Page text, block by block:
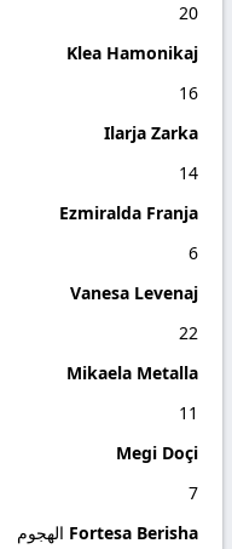
20
Klea Hamonikaj
16
Ilarja Zarka
14
Ezmiralda Franja
6
Vanesa Levenaj
22
Mikaela Metalla
11
Megi Doçi
7
Fortesa Berisha الهجوم